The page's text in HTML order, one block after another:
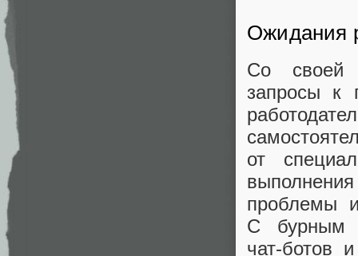
Ожидания
Со своей
запросы к
от
проблемы
С бурным
чат‑ботов